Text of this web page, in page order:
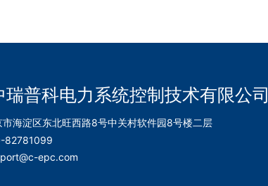
瑞普科电力系统控制技术有限公司
市海淀区东北旺西路8号中关村软件园8号楼二层
82781099
epc.com